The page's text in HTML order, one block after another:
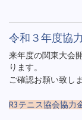
令和３年度協
来年度の関東大会
ります。
ご確認お願い致しま
R3テニス協会協力